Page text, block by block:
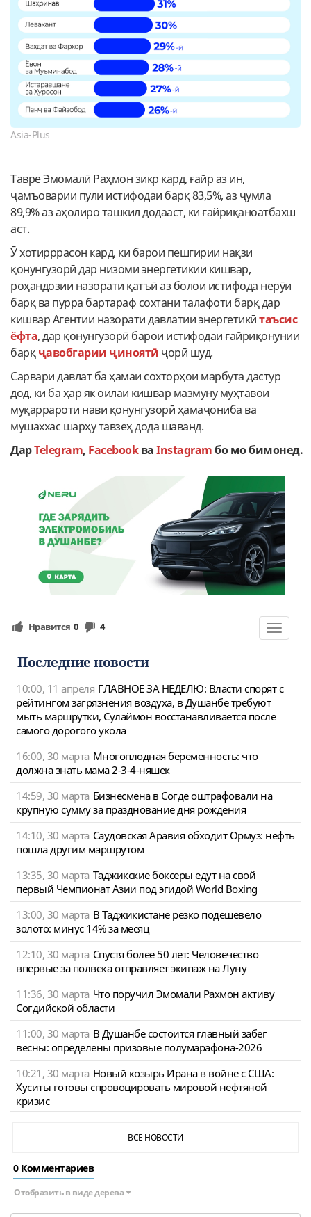
Asia-Plus
Тавре Эмомалӣ Раҳмон зикр кард, ғайр аз ин,
ҷамъоварии пули истифодаи барқ 83,5%, аз ҷумла
89,9% аз аҳолиро ташкил додааст, ки ғайриқаноатбахш
аст.
Ӯ хотирррасон кард, ки барои пешгирии нақзи
қонунгузорӣ дар низоми энергетикии кишвар,
роҳандозии назорати қатъӣ аз болои истифода нерӯи
барқ ва пурра бартараф сохтани талафоти барқ дар
кишвар Агентии назорати давлатии энергетикӣтаъсис
ёфта, дар қонунгузорӣ барои истифодаи ғайриқонунии
барқҷавобгарии ҷиноятӣ ҷорӣ шуд.
Сарвари давлат ба ҳамаи сохторҳои марбута дастур
дод, ки ба ҳар як оилаи кишвар мазмуну муҳтавои
муқаррароти нави қонунгузорӣ ҳамаҷониба ва
мушаххас шарҳу тавзеҳ дода шаванд.
ДарTelegram, Facebook ваInstagramбо мобимонед.
Toggle
Нравится 0 4
Последние новости
10:00, 11 апреля ГЛАВНОЕ ЗА НЕДЕЛЮ: Власти спорят с
рейтингом загрязнения воздуха, в Душанбе требуют
мыть маршрутки, Сулаймон восстанавливается после
самого дорогого укола
16:00, 30 марта Многоплодная беременность: что
должна знать мама 2-3-4-няшек
14:59, 30 марта Бизнесмена в Согде оштрафовали на
крупную сумму за празднование дня рождения
14:10, 30 марта Саудовская Аравия обходит Ормуз: нефть
пошла другим маршрутом
13:35, 30 марта Таджикские боксеры едут на свой
первый Чемпионат Азии под эгидой World Boxing
13:00, 30 марта В Таджикистане резко подешевело
золото: минус 14% за месяц
12:10, 30 марта Спустя более 50 лет: Человечество
впервые за полвека отправляет экипаж на Луну
11:36, 30 марта Что поручил Эмомали Рахмон активу
Согдийской области
11:00, 30 марта В Душанбе состоится главный забег
весны: определены призовые полумарафона-2026
10:21, 30 марта Новый козырь Ирана в войне с США:
Хуситы готовы спровоцировать мировой нефтяной
кризис
ВСЕ НОВОСТИ
0 Комментариев
Отобразить в виде дерева